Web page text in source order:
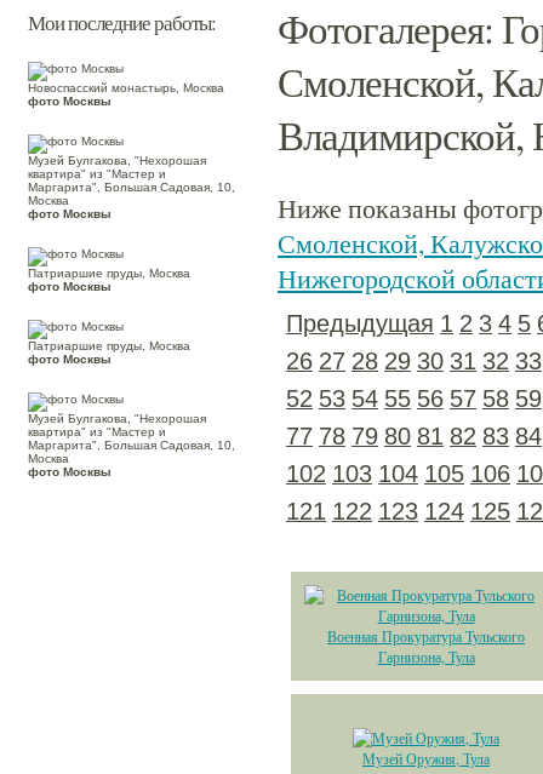
Мои последние работы:
Новоспасский монастырь, Москва
фото Москвы
Музей Булгакова, "Нехорошая
квартира" из "Мастер и
Маргарита", Большая Садовая, 10,
Москва
фото Москвы
Патриаршие пруды, Москва
фото Москвы
Патриаршие пруды, Москва
фото Москвы
Музей Булгакова, "Нехорошая
квартира" из "Мастер и
Маргарита", Большая Садовая, 10,
Москва
фото Москвы
Фотогалерея:
Смоленской,
Владимирской,
Ниже показаны
Смоленской,
Нижегородской
Предыдущая 1 2 3 4 5
26 27 28 29 30 31 32 33
52 53 54 55 56 57 58 59
77 78 79 80 81 82 83 84
102 103 104 105 106
121 122 123 124 125
Военная Прокуратура Тульского
Гарнизона, Тула
Музей Оружия, Тула